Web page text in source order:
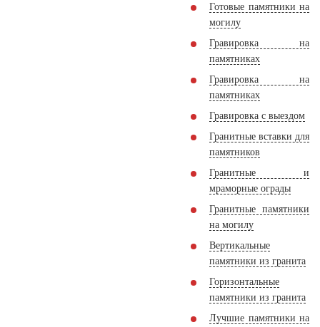
Готовые памятники на
могилу
Гравировка на
памятниках
Гравировка на
памятниках
Гравировка с выездом
Гранитные вставки для
памятников
Гранитные и
мраморные ограды
Гранитные памятники
на могилу
Вертикальные
памятники из гранита
Горизонтальные
памятники из гранита
Лучшие памятники на